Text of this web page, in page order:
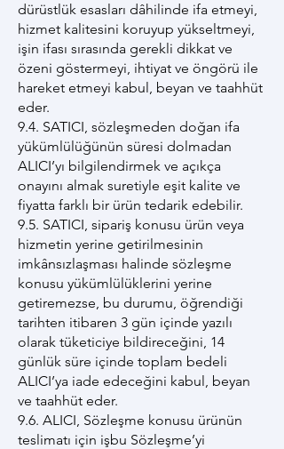
dürüstlük esasları dâhilinde ifa etmeyi,
hizmet kalitesini koruyup yükseltmeyi,
işin ifası sırasında gerekli dikkat ve
özeni göstermeyi, ihtiyat ve öngörü ile
hareket etmeyi kabul, beyan ve taahhüt
eder.
9.4. SATICI, sözleşmeden doğan ifa
yükümlülüğünün süresi dolmadan
ALICI’yı bilgilendirmek ve açıkça
onayını almak suretiyle eşit kalite ve
fiyatta farklı bir ürün tedarik edebilir.
9.5. SATICI, sipariş konusu ürün veya
hizmetin yerine getirilmesinin
imkânsızlaşması halinde sözleşme
konusu yükümlülüklerini yerine
getiremezse, bu durumu, öğrendiği
tarihten itibaren 3 gün içinde yazılı
olarak tüketiciye bildireceğini, 14
günlük süre içinde toplam bedeli
ALICI’ya iade edeceğini kabul, beyan
ve taahhüt eder.
9.6. ALICI, Sözleşme konusu ürünün
teslimatı için işbu Sözleşme’yi